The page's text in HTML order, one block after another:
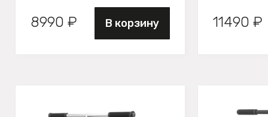
8990 ₽ В корзину 11490 ₽